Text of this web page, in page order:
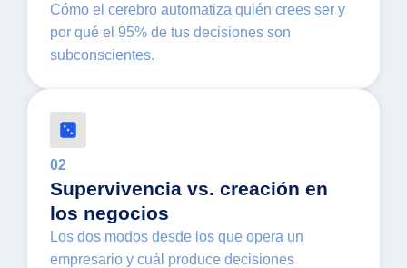
Cómo el cerebro automatiza quién crees ser y
por qué el 95% de tus decisiones son
subconscientes.
02
Supervivencia vs. creación en
los negocios
Los dos modos desde los que opera un
empresario y cuál produce decisiones